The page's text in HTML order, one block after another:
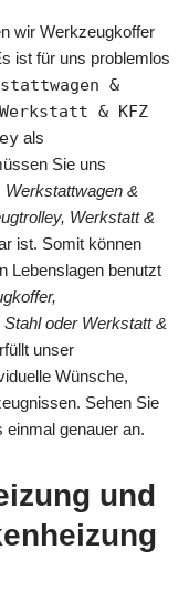
wir Werkzeugkoffer
ist für uns problemlos
&
& KFZ
als
Sie uns
Werkstattwagen &
Werkstatt &
ist. Somit können
Lebenslagen benutzt
oder Werkstatt &
unser
Wünsche,
Sehen Sie
genauer an.
und